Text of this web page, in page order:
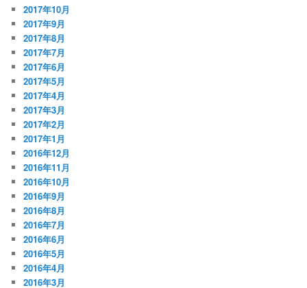
2017年10月
2017年9月
2017年8月
2017年7月
2017年6月
2017年5月
2017年4月
2017年3月
2017年2月
2017年1月
2016年12月
2016年11月
2016年10月
2016年9月
2016年8月
2016年7月
2016年6月
2016年5月
2016年4月
2016年3月